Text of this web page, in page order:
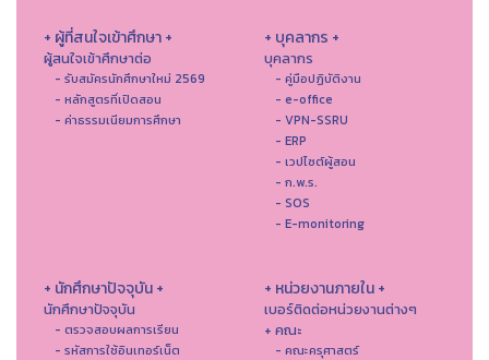
+ ผู้ที่สนใจเข้าศึกษา +
ผู้สนใจเข้าศึกษาต่อ
- รับสมัครนักศึกษาใหม่ 2569
- หลักสูตรที่เปิดสอน
- ค่าธรรมเนียมการศึกษา
+ บุคลากร +
บุคลากร
- คู่มือปฏิบัติงาน
- e-office
- VPN-SSRU
- ERP
- เวปไซต์ผู้สอน
- ก.พ.ร.
- SOS
- E-monitoring
+ นักศึกษาปัจจุบัน +
นักศึกษาปัจจุบัน
- ตรวจสอบผลการเรียน
- รหัสการใช้อินเทอร์เน็ต
+ หน่วยงานภายใน +
เบอร์ติดต่อหน่วยงานต่างๆ
+ คณะ
- คณะครุศาสตร์